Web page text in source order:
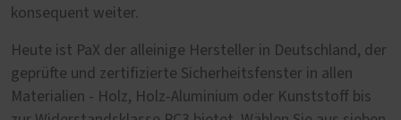
konsequent weiter.
Heute ist PaX der alleinige Hersteller in Deutschland, der
geprüfte und zertifizierte Sicherheitsfenster in allen
Materialien - Holz, Holz-Aluminium oder Kunststoff bis